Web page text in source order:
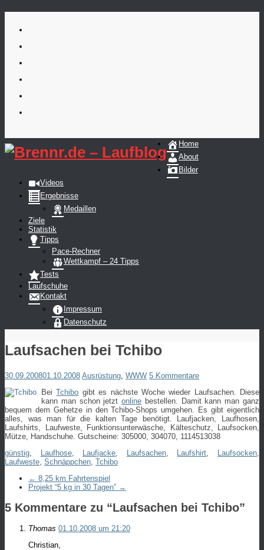
content
Home
About
Bilder
Videos
Ergebnisse
Medaillen
Ziele
Statistik
Tipps
Pace-Rechner
Wettkampf – 24 Tipps
Tests
Laufschuhe
Kontakt
Impressum
Datenschutz
Laufsachen bei Tchibo
30.09.200801.10.2008 Ausrüstung WWW 5 Kommentare
BeiTchibo gibt es nächste Woche wieder Laufsachen. Diese
kann man schon jetztonline bestellen. Damit kann man ganz
bequem dem Gehetze in den Tchibo-Shops umgehen. Es gibt eigentlich
alles, was man für die kalten Tage benötigt. Laufjacken, Laufhosen,
Laufshirts, Laufweste, Funktionsunterwäsche, Kälteschutz, Laufsocken,
Mütze, Handschuhe. Gutscheine: 305000, 304070, 1114513038
günstig
Laufhose, Laufjacke Laufsachen, Laufshirt Laufsocken
Laufweste Schnäppchen Tchibo
← 8,25 km Fahrtenspiel
Projekt “5 kg in 30 Tagen” →
5 Kommentare zu “Laufsachen bei Tchibo”
Thomas 01.10.2008 um 21:20
Christian,